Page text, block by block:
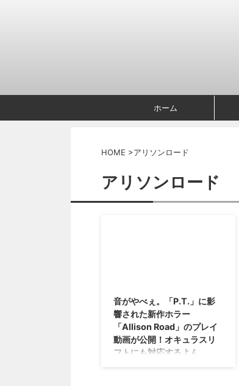
ホーム
HOME >アリソンロード
アリソンロード
音がやべぇ。「P.T.」に影
響された新作ホラー
「Allison Road」のプレイ
動画が公開！オキュラスリ
フトにも対応するよん。